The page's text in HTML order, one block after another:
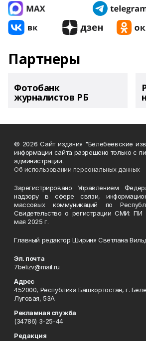
Партнеры
Фотобанк
журналистов РБ
© 2026 Сайт издания "Белебеевские
информации сайта разрешено только с
администрации.
Об использовании персональных данных
Зарегистрировано Управлением
надзору в сфере связи,
массовых коммуникаций по
Свидетельство о регистрации СМИ:
мая 2025 г.
Главный редактор Шириня Светлана
Эл. почта
7belizv@mail.ru
Адрес
452000, Республика Башкортостан, г.
Луговая, 53А
Рекламная служба
(34786) 3-25-44
Редакция